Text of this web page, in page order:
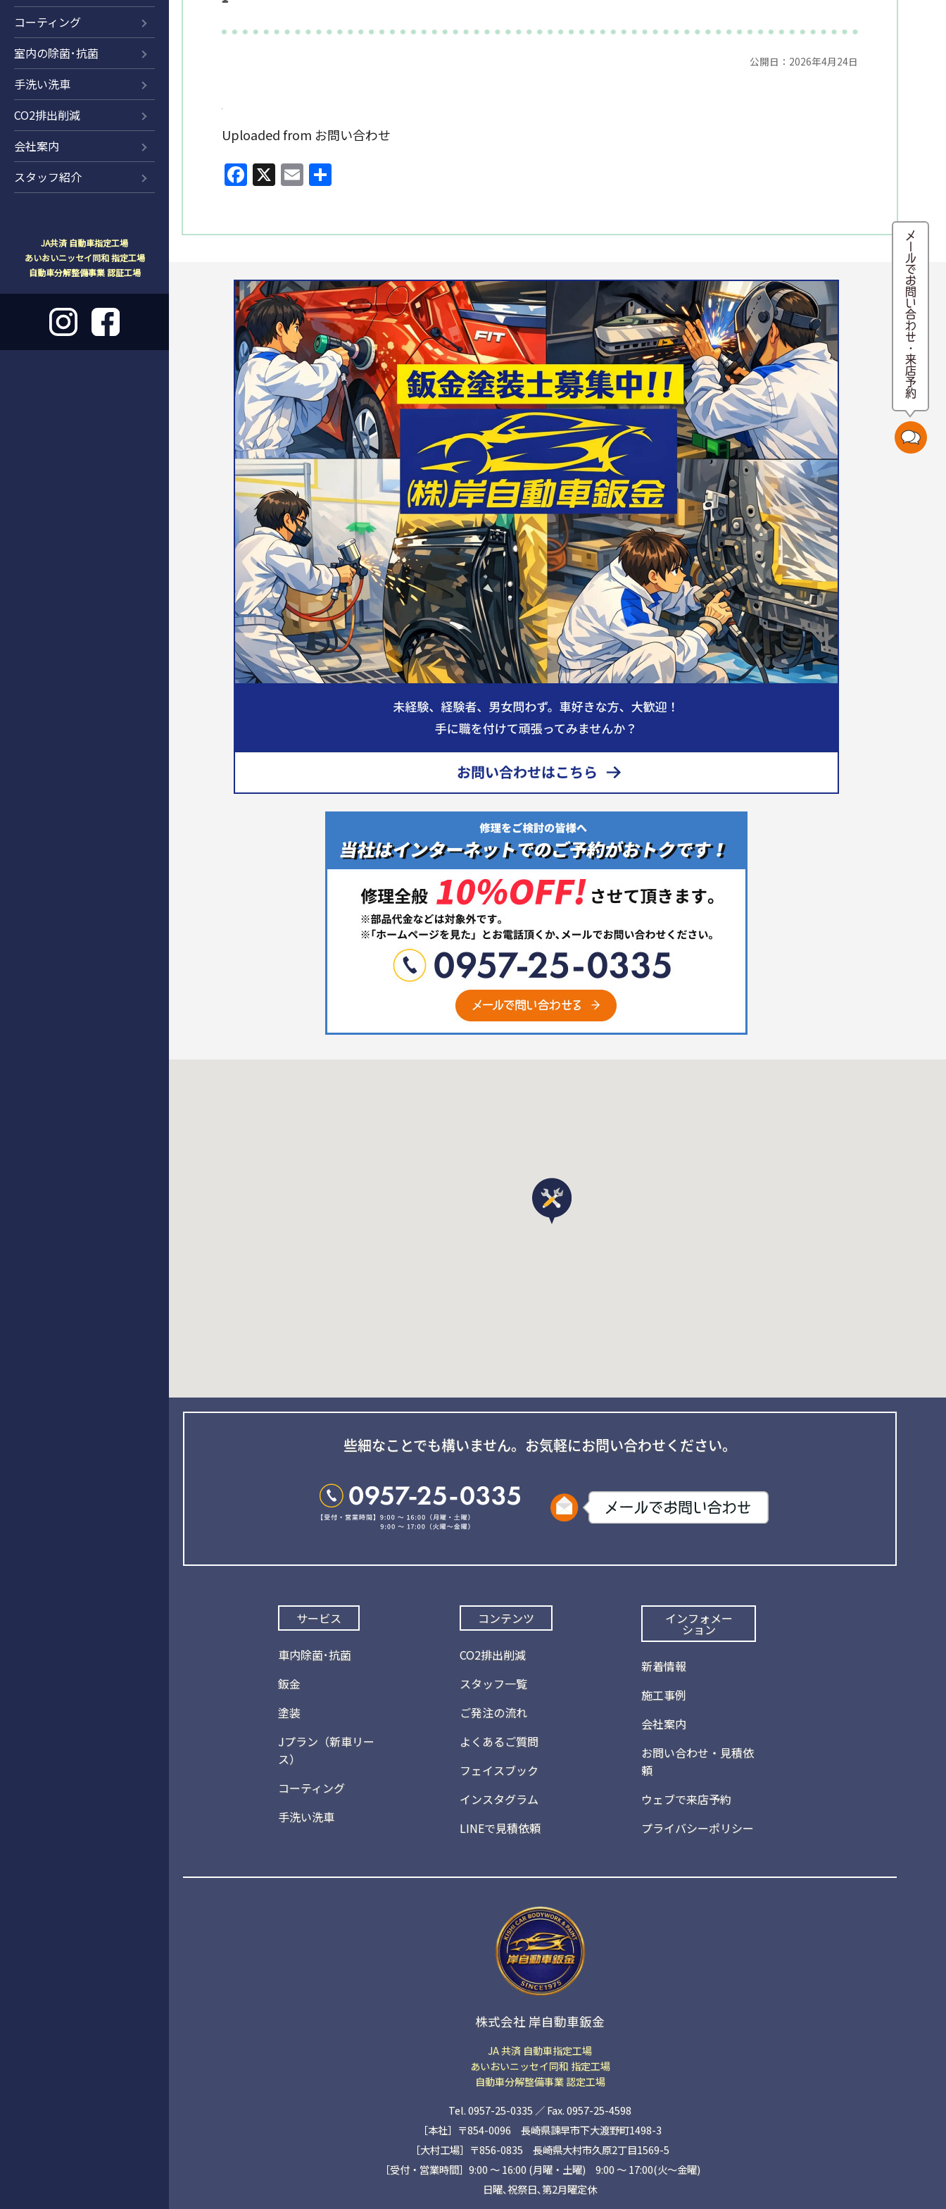
コーティング
室内の除菌･抗菌
手洗い洗車
CO2排出削減
会社案内
スタッフ紹介
JA共済 自動車指定工場
あいおいニッセイ同和 指定工場
自動車分解整備事業 認証工場
メールでお問い合わせ・来店予約
公開日：2026年4月24日
Uploaded from お問い合わせ
Facebook
X Email
些細なことでも構いません。 お気軽にお問い合わせください。
サービス
車内除菌･抗菌
鈑金
塗装
Jプラン（新車リー
ス）
コーティング
手洗い洗車
コンテンツ
CO2排出削減
スタッフ一覧
ご発注の流れ
よくあるご質問
フェイスブック
インスタグラム
LINEで見積依頼
インフォメー
ション
新着情報
施工事例
会社案内
お問い合わせ・見積依
頼
ウェブで来店予約
プライバシーポリシー
株式会社 岸自動車鈑金
JA 共済 自動車指定工場
あいおいニッセイ同和 指定工場
自動車分解整備事業 認定工場
Tel. 0957-25-0335 ／ Fax. 0957-25-4598
［本社］〒854-0096 長崎県諫早市下大渡野町1498-3
［大村工場］〒856-0835 長崎県大村市久原2丁目1569-5
［受付・営業時間］9:00 ～ 16:00 (月曜・土曜) 9:00 〜 17:00(火〜金曜)
日曜､祝祭日､第2月曜定休